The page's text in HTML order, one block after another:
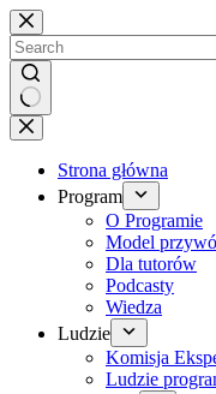
Brak
wyników
Strona główna
Program
O Programie
Model
Dla tutorów
Podcasty
Wiedza
Ludzie
Komisja
Ludzie